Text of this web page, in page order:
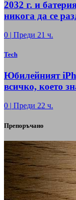
2032 г. и
никога да се
0 | Преди 21 ч.
Tech
Юбилейният
всичко, което
0 | Преди 22 ч.
Препоръчано